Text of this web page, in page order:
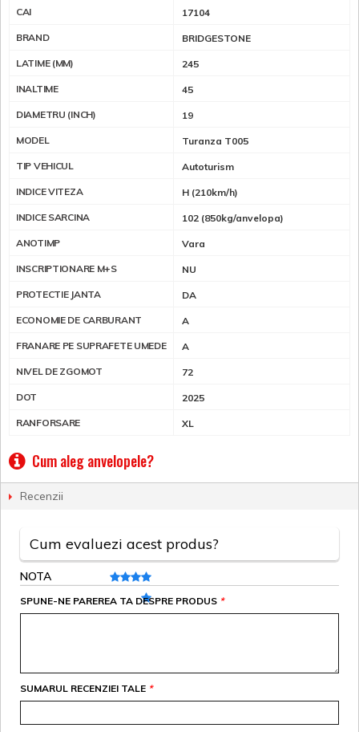
CAI 17104
BRAND BRIDGESTONE
LATIME (MM) 245
INALTIME 45
DIAMETRU (INCH) 19
MODEL Turanza T005
TIP VEHICUL Autoturism
INDICE VITEZA H (210km/h)
INDICE SARCINA 102 (850kg/anvelopa)
ANOTIMP Vara
INSCRIPTIONARE M+S NU
PROTECTIE JANTA DA
ECONOMIE DE CARBURANT A
FRANARE PE SUPRAFETE UMEDE A
NIVEL DE ZGOMOT 72
DOT 2025
RANFORSARE XL
Cum aleg anvelopele?
Recenzii
Cum evaluezi acest produs?
NOTA
*
SPUNE-NE PAREREA TA DESPRE PRODUS
*
SUMARUL RECENZIEI TALE